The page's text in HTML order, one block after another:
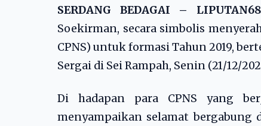
SERDANG BEDAGAI –
Soekirman, secara simbolis
CPNS) untuk formasi Tahun 2019,
Sergai di Sei Rampah, Senin (21/12/
Di hadapan para CPNS yang
menyampaikan selamat bergabung